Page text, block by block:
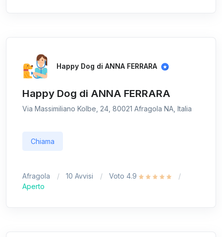
Happy Dog di ANNA FERRARA
Happy Dog di ANNA FERRARA
Via Massimiliano Kolbe, 24, 80021 Afragola NA, Italia
Chiama
Afragola 10 Avvisi
Voto 4.9
Aperto